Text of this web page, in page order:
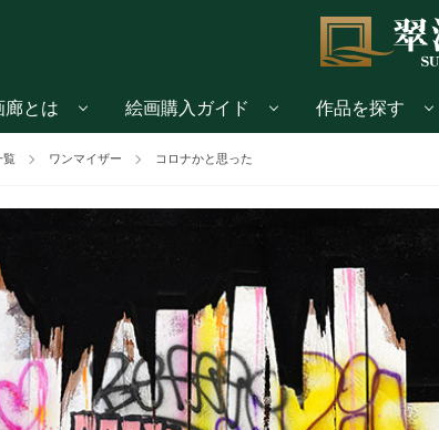
廊とは 絵画購入ガイド 作品を探す
覧 ワンマイザー コロナかと思った